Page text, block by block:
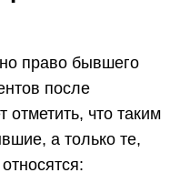
право бывшего
после
отметить, что таким
а только те,